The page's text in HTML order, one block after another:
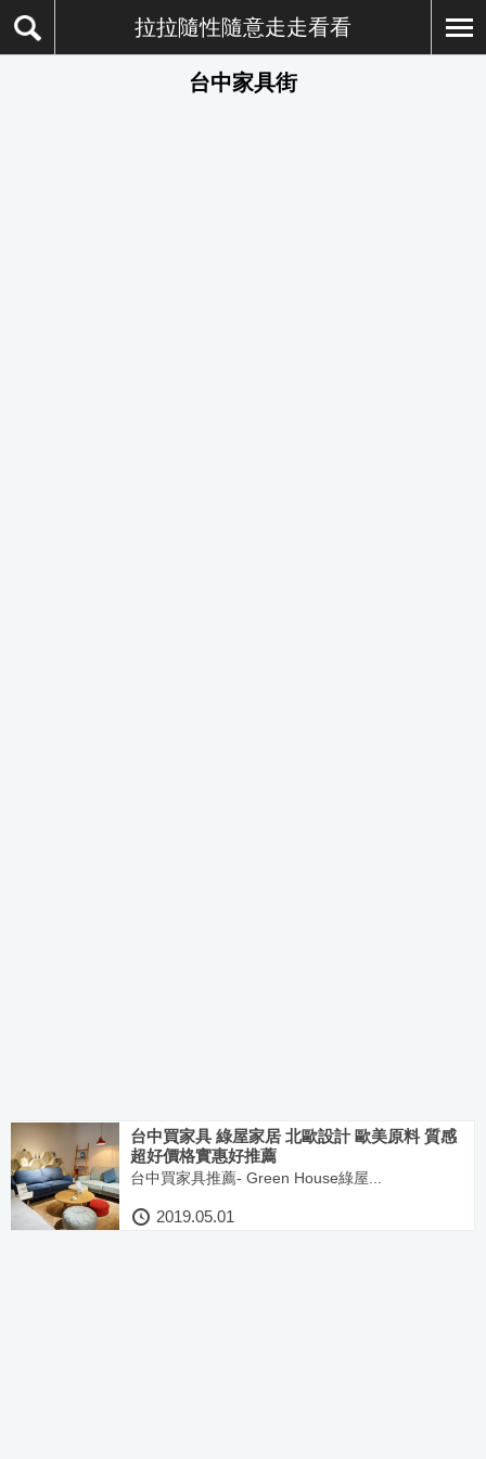
拉拉隨性隨意走走看看
台中家具街
台中買家具 綠屋家居 北歐設計 歐美原料 質感
超好價格實惠好推薦
台中買家具推薦- Green House綠屋...
2019.05.01